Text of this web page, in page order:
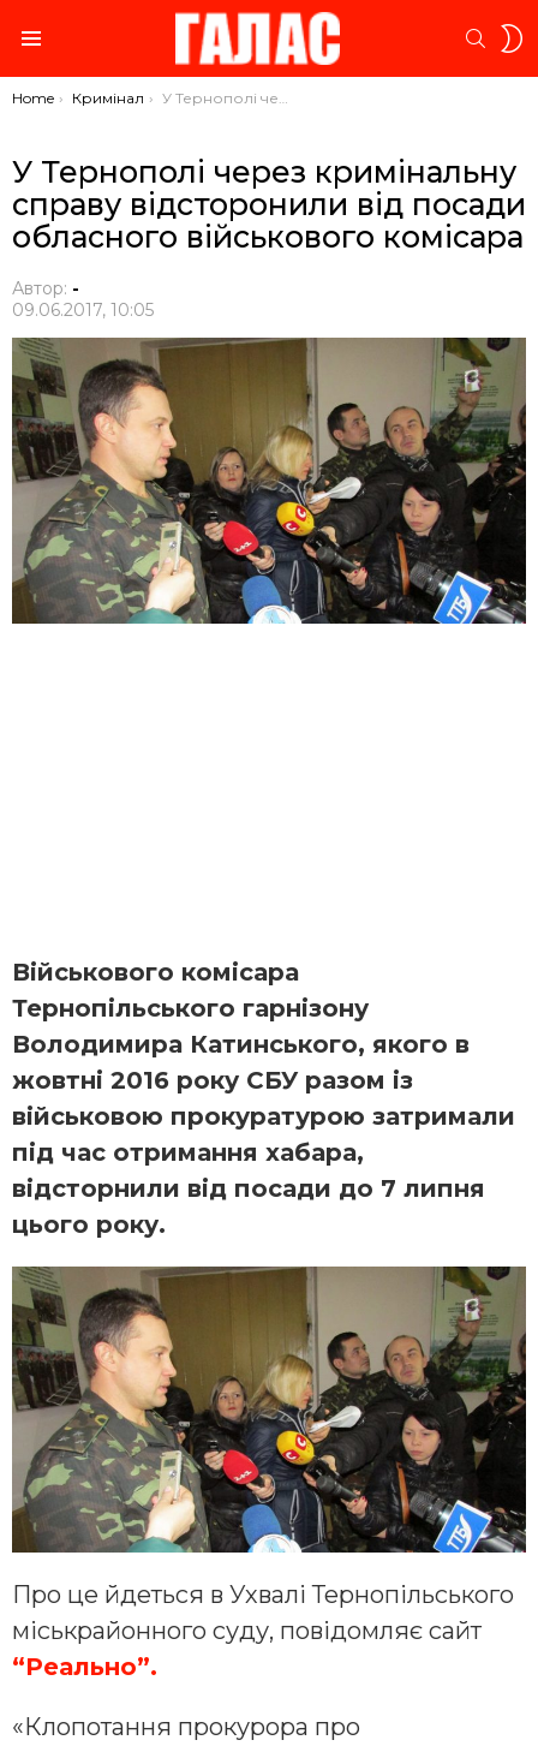
You are here:
Home Кримінал У Тернополі через кримінальну справу відсторонили від посади обласного військового комісара
У Тернополі через кримінальну
справу відсторонили від посади
обласного військового комісара
Автор: -
09.06.2017, 10:05
Військового комісара
Тернопільського гарнізону
Володимира Катинського, якого в
жовтні 2016 року СБУ разом із
військовою прокуратурою затримали
під час отримання хабара,
відсторнили від посади до 7 липня
цього року.
Про це йдеться в Ухвалі Тернопільського
міськрайонного суду, повідомляє сайт
“Реально”.
«Клопотання прокурора про